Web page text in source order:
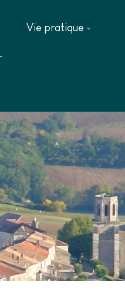
Vie pratique